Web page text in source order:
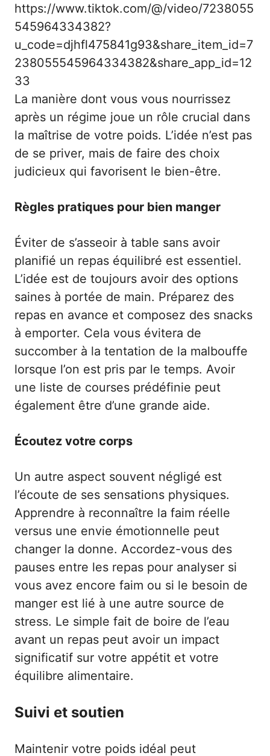
https://www.tiktok.com/@/video/7238055
545964334382?
u_code=djhfl475841g93&share_item_id=7
238055545964334382&share_app_id=12
33
La manière dont vous vous nourrissez
après un régime joue un rôle crucial dans
la maîtrise de votre poids. L’idée n’est pas
de se priver, mais de faire des choix
judicieux qui favorisent le bien-être.
Règles pratiques pour bien manger
Éviter de s’asseoir à table sans avoir
planifié un repas équilibré est essentiel.
L’idée est de toujours avoir des options
saines à portée de main. Préparez des
repas en avance et composez des snacks
à emporter. Cela vous évitera de
succomber à la tentation de la malbouffe
lorsque l’on est pris par le temps. Avoir
une liste de courses prédéfinie peut
également être d’une grande aide.
Écoutez votre corps
Un autre aspect souvent négligé est
l’écoute de ses sensations physiques.
Apprendre à reconnaître la faim réelle
versus une envie émotionnelle peut
changer la donne. Accordez-vous des
pauses entre les repas pour analyser si
vous avez encore faim ou si le besoin de
manger est lié à une autre source de
stress. Le simple fait de boire de l’eau
avant un repas peut avoir un impact
significatif sur votre appétit et votre
équilibre alimentaire.
Suivi et soutien
Maintenir votre poids idéal peut